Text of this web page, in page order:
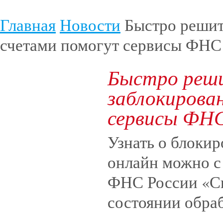
Главная Новости Быстро
счетами помогут сервисы
Быстро
сервисы
Узнать о
онлайн можно
ФНС России
состоянии